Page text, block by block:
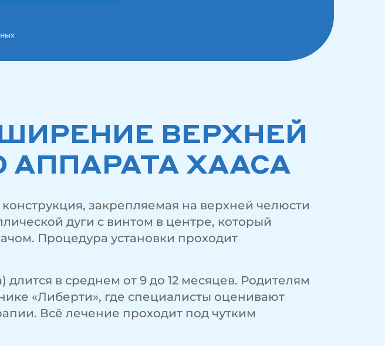
ВЕРХНЕЙ
ХААСА
закрепляемая на верхней челюсти
дуги с винтом в центре, который
Процедура установки проходит
в среднем от 9 до 12 месяцев. Родителям
«Либерти», где специалисты оценивают
Всё лечение проходит под чутким